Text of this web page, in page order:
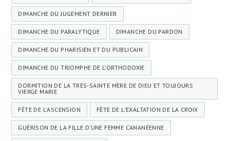
DIMANCHE DU JUGEMENT DERNIER
DIMANCHE DU PARALYTIQUE DIMANCHE DU PARDON
DIMANCHE DU PHARISIEN ET DU PUBLICAIN
DIMANCHE DU TRIOMPHE DE L’ORTHODOXIE
DORMITION DE LA TRÈS-SAINTE MÈRE DE DIEU ET TOUJOURS
VIERGE MARIE
FÊTE DE L'ASCENSION FÊTE DE L'EXALTATION DE LA CROIX
GUÉRISON DE LA FILLE D’UNE FEMME CANANÉENNE